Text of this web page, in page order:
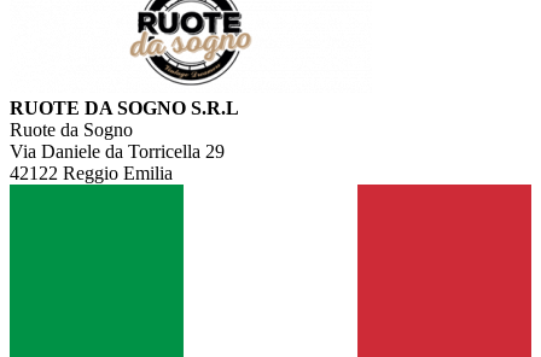
RUOTE DA SOGNO S.R.L
Ruote da Sogno
Via Daniele da Torricella 29
42122 Reggio Emilia